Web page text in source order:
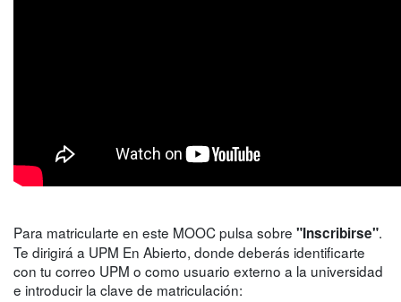
Para matricularte en este MOOC pulsa sobre "Inscribirse".
Te dirigirá a UPM En Abierto, donde deberás identificarte
con tu correo UPM o como usuario externo a la universidad
e introducir la clave de matriculación: